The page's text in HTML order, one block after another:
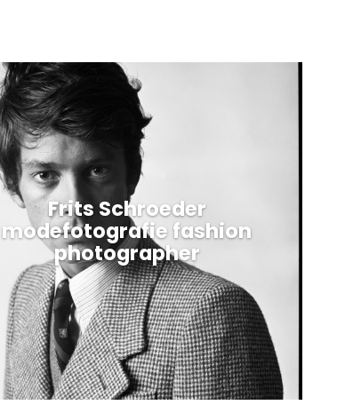
Frits Schroeder
modefotografie fashion
photographer